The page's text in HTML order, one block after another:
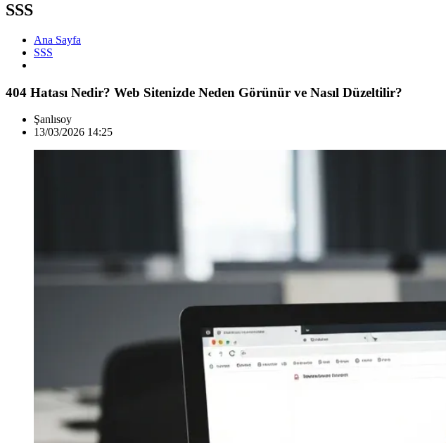
SSS
Ana Sayfa
SSS
404 Hatası Nedir? Web Sitenizde Neden Görünür ve Nasıl Düzeltilir?
Şanlısoy
13/03/2026 14:25